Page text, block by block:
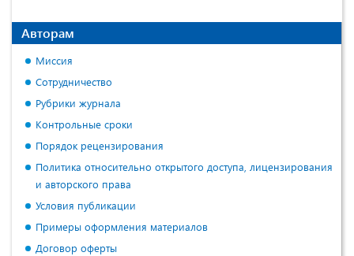
Авторам
Миссия
Сотрудничество
Рубрики журнала
Контрольные сроки
Порядок рецензирования
Политика относительно открытого доступа, лицензирования
и авторского права
Условия публикации
Примеры оформления материалов
Договор оферты